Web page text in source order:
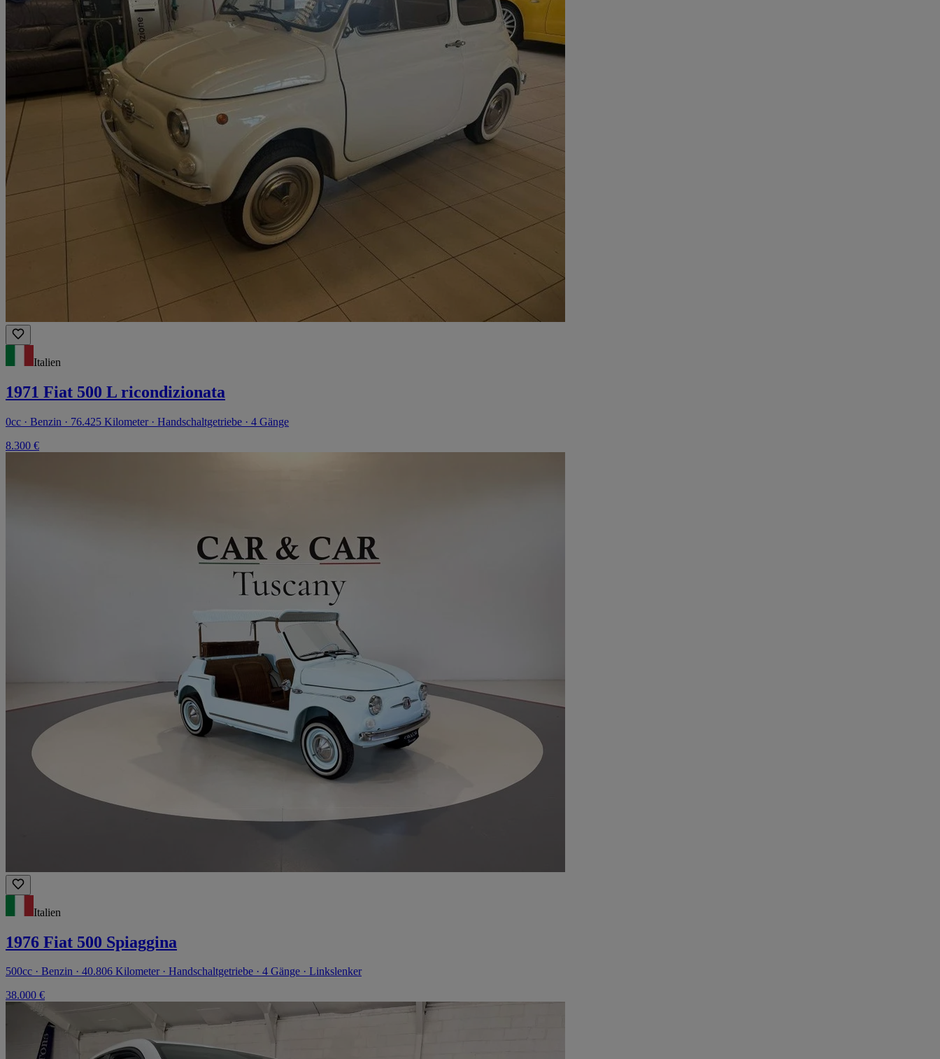
Italien
1971 Fiat 500 L ricondizionata
0cc · Benzin · 76.425 Kilometer · Handschaltgetriebe · 4 Gänge
8.300 €
Italien
1976 Fiat 500 Spiaggina
500cc · Benzin · 40.806 Kilometer · Handschaltgetriebe · 4 Gänge · Linkslenker
38.000 €